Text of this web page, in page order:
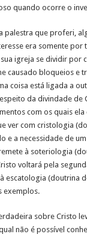
quando ocorre o
palestra que proferi,
era somente por
igreja se dividir por
causado bloqueios e
coisa está ligada a
da divindade de
com os quais
ver com cristologia
e a necessidade de
à soteriologia
voltará pela
escatologia (doutrina
exemplos.
sobre Cristo
não é possível